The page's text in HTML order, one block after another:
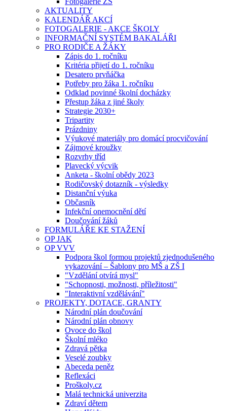
AKTUALITY
KALENDÁŘ AKCÍ
FOTOGALERIE - AKCE ŠKOLY
INFORMAČNÍ SYSTÉM BAKALÁŘI
PRO RODIČE A ŽÁKY
Zápis do 1. ročníku
Kritéria přijetí do 1. ročníku
Desatero prvňáčka
Potřeby pro žáka 1. ročníku
Odklad povinné školní docházky
Přestup žáka z jiné školy
Strategie 2030+
Tripartity
Prázdniny
Výukové materiály pro domácí procvičování
Zájmové kroužky
Rozvrhy tříd
Plavecký výcvik
Anketa - školní obědy 2023
Rodičovský dotazník - výsledky
Distanční výuka
Občasník
Infekční onemocnění dětí
Doučování žáků
FORMULÁŘE KE STAŽENÍ
OP JAK
OP VVV
Podpora škol formou projektů zjednodušeného
vykazování – Šablony pro MŠ a ZŠ I
"Vzdělání otvírá mysl"
"Schopnosti, možnosti, příležitosti"
"Interaktivní vzdělávání"
PROJEKTY, DOTACE, GRANTY
Národní plán doučování
Národní plán obnovy
Ovoce do škol
Školní mléko
Zdravá pětka
Veselé zoubky
Abeceda peněz
Reflexáci
Proškoly.cz
Malá technická univerzita
Zdraví dětem